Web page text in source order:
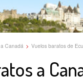
Canadá > Vuelos baratos de
a